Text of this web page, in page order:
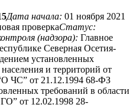
Дата начала: 01 ноября 2021
проверкаСтатус:
(надзора): Главное
Северная Осетия-
установленных
и территорий от
ЧС” от 21.12.1994 68-ФЗ
требований в области
от 12.02.1998 28-